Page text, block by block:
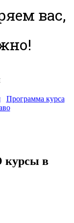
вас,
Программа курса
курсы в